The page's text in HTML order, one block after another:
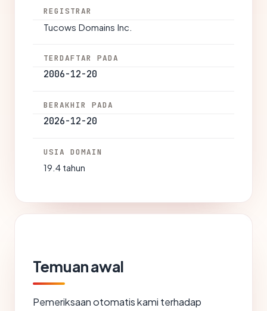
REGISTRAR
Tucows Domains Inc.
TERDAFTAR PADA
2006-12-20
BERAKHIR PADA
2026-12-20
USIA DOMAIN
19.4 tahun
Temuan awal
Pemeriksaan otomatis kami terhadap